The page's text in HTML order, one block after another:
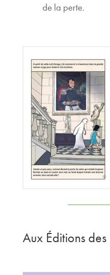
de la perte.
Aux Éditions des